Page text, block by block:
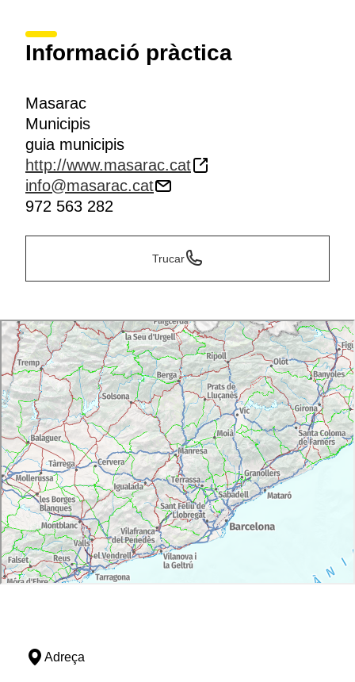
Informació pràctica
Masarac
Municipis
guia municipis
http://www.masarac.cat
info@masarac.cat
972 563 282
Trucar
Adreça